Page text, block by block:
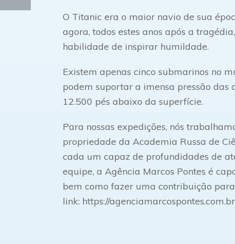
O Titanic era o maior navio de sua
agora, todos estes anos após a
habilidade de inspirar humildade.
Existem apenas cinco submarinos no
podem suportar a imensa pressão das
12.500 pés abaixo da superfície.
Para nossas expedições, nós
propriedade da Academia Russa de
cada um capaz de profundidades de
equipe, a Agência Marcos Pontes é
bem como fazer uma contribuição
link: https://